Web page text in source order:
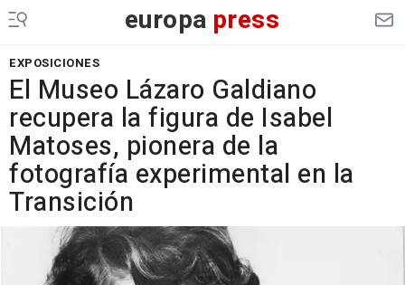
europa press
EXPOSICIONES
El Museo Lázaro Galdiano
recupera la figura de Isabel
Matoses, pionera de la
fotografía experimental en la
Transición